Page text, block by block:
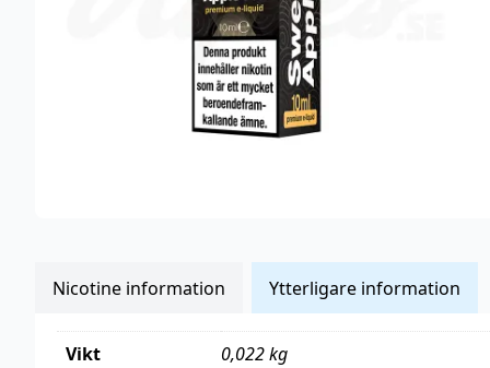
Nicotine information Ytterligare information
Vikt
0,022 kg